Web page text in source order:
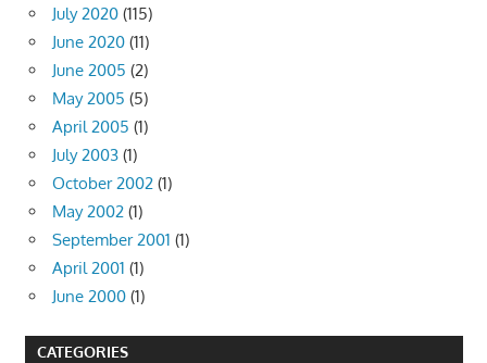
July 2020 (115)
June 2020 (11)
June 2005 (2)
May 2005 (5)
April 2005 (1)
July 2003 (1)
October 2002 (1)
May 2002 (1)
September 2001 (1)
April 2001 (1)
June 2000 (1)
CATEGORIES